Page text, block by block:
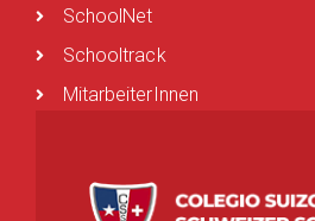
SchoolNet
Schooltrack
MitarbeiterInnen